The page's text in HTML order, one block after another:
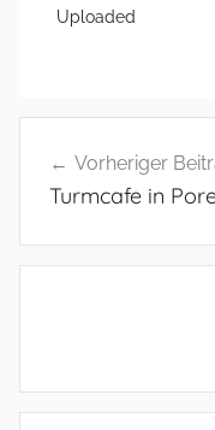
Uploaded
Vorheriger
Turmcafe in